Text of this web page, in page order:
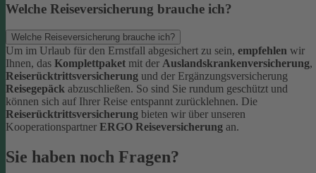
Welche Reiseversicherung brauche ich?
Welche Reiseversicherung brauche ich?
Um im Urlaub für den Ernstfall abgesichert zu sein, empfehlen wir
Ihnen, das Komplettpaket mit der Auslandskrankenversicherung,
Reiserücktrittsversicherung und der Ergänzungsversicherung
Reisegepäck abzuschließen. So sind Sie rundum geschützt und
können sich auf Ihrer Reise entspannt zurücklehnen. Die
Reiserücktrittsversicherung bieten wir über unseren
Kooperationspartner ERGO Reiseversicherung an.
Sie haben noch Fragen?